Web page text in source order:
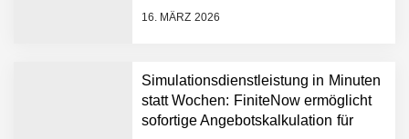
16. MÄRZ 2026
Simulationsdienstleistung in Minuten
statt Wochen: FiniteNow ermöglicht
sofortige Angebotskalkulation für
AI breit auszurollen
Humanoider Roboter bringt
Hightech ins Stadion
Simulationsdienstleistung in
Minuten statt Wochen: